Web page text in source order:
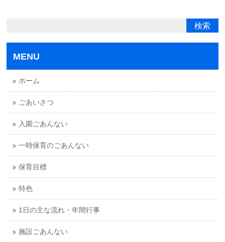
MENU
ホーム
ごあいさつ
入園ごあんない
一時保育のごあんない
保育目標
特色
1日の主な流れ・年間行事
施設ごあんない